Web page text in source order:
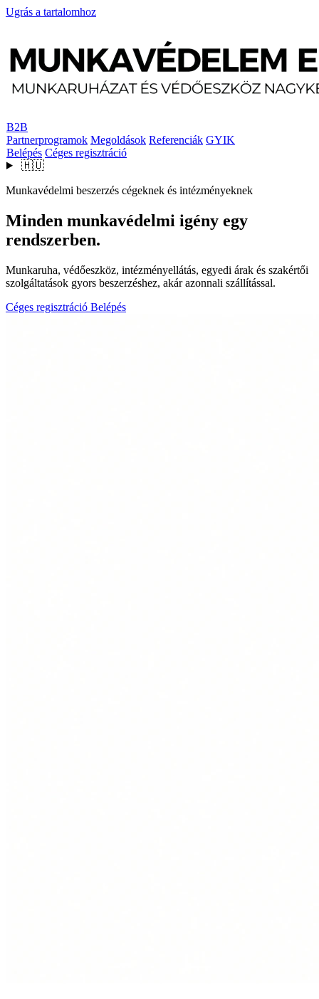
Ugrás a tartalomhoz
B2B
Partnerprogramok Megoldások Referenciák GYIK
Belépés Céges regisztráció
🇭🇺
Munkavédelmi beszerzés cégeknek és intézményeknek
Minden munkavédelmi igény egy
rendszerben.
Munkaruha, védőeszköz, intézményellátás, egyedi árak és szakértői
szolgáltatások gyors beszerzéshez, akár azonnali szállítással.
Céges regisztráció Belépés